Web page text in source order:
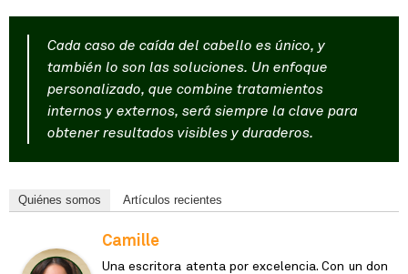
Cada caso de caída del cabello es único, y
también lo son las soluciones. Un enfoque
personalizado, que combine tratamientos
internos y externos, será siempre la clave para
obtener resultados visibles y duraderos.
Quiénes somos Artículos recientes
Camille
Una escritora atenta por excelencia. Con un don